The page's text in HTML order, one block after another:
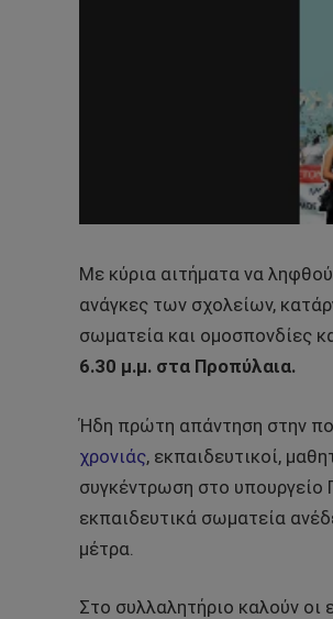
Με κύρια αιτήματα να
ανάγκες των σχολείων,
σωματεία και ομοσπονδίες
6.30 μ.μ. στα Προπύλαια.
Ήδη πρώτη απάντηση στην
χρονιάς, εκπαιδευτικοί,
συγκέντρωση στο υπουργείο
εκπαιδευτικά σωματεία
μέτρα.
Στο συλλαλητήριο καλούν